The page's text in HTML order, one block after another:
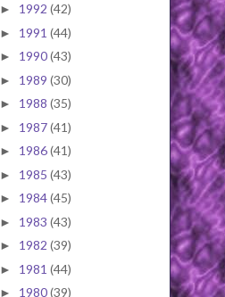
► 1992 (42)
► 1991 (44)
► 1990(43)
► 1989 (30)
► 1988 (35)
► 1987(41)
► 1986(41)
► 1985 (43)
► 1984(45)
► 1983 (43)
► 1982 (39)
► 1981 (44)
► 1980(39)